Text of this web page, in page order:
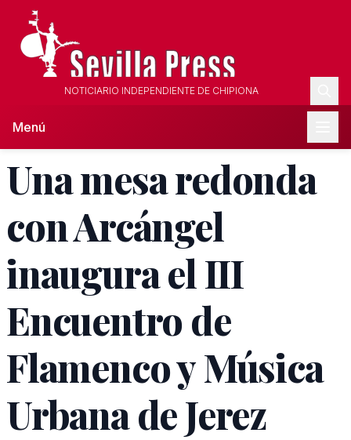
NOTICIARIO INDEPENDIENTE DE CHIPIONA
Menú
Una mesa redonda
con Arcángel
inaugura el III
Encuentro de
Flamenco y Música
Urbana de Jerez